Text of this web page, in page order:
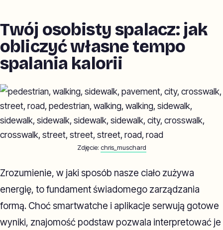
Twój osobisty spalacz: jak
obliczyć własne tempo
spalania kalorii
Zdjęcie: chris_muschard
Zrozumienie, w jaki sposób nasze ciało zużywa
energię, to fundament świadomego zarządzania
formą. Choć smartwatche i aplikacje serwują gotowe
wyniki, znajomość podstaw pozwala interpretować je